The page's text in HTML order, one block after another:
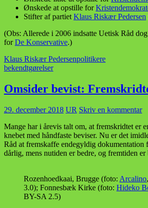
Ønskede at opstille for
Stifter af partiet Klaus Riskær Pedersen
(Obs: Allerede i 2006 indsatte Uetisk Råd
forDe Konservative.)
Klaus Riskær Pedersenpolitikere
bekendtgørelser
Omsider bevist:
29. december 2018 UR Skriv en kommentar
Mange har i årevis talt om, at fremskridtet er
knebet med håndfaste beviser. Nu er det
Råd at fremskaffe endegyldig dokumentation
dårlig, mens nutiden er bedre, og fremtiden er
Rozenhoedkaai, Brugge (foto: Arcalino
3.0); Fonnesbæk Kirke (foto: Hideko
BY-SA 2.5)